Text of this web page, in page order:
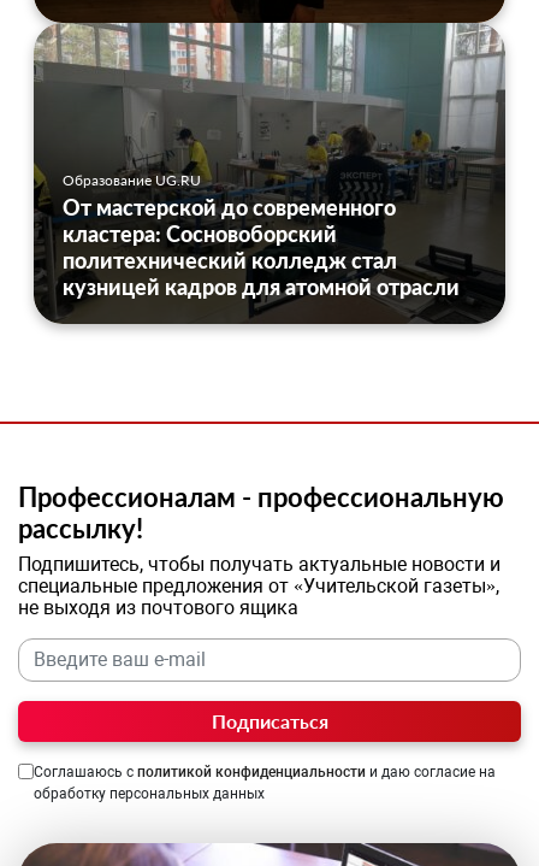
Образование UG.RU
От мастерской до современного
кластера: Сосновоборский
политехнический колледж стал
кузницей кадров для атомной отрасли
Профессионалам - профессиональную
рассылку!
Подпишитесь, чтобы получать актуальные новости и
специальные предложения от «Учительской газеты»,
не выходя из почтового ящика
Подписаться
Соглашаюсь с политикой конфиденциальности и даю согласие на
обработку персональных данных